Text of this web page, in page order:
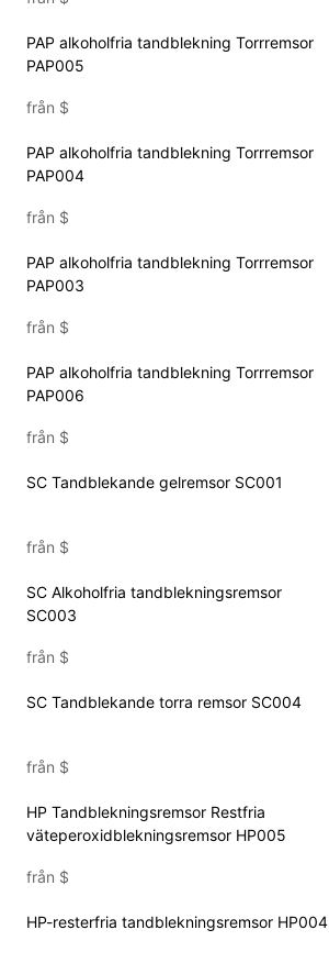
PAP alkoholfria tandblekning Torrremsor
PAP005
från $
PAP alkoholfria tandblekning Torrremsor
PAP004
från $
PAP alkoholfria tandblekning Torrremsor
PAP003
från $
PAP alkoholfria tandblekning Torrremsor
PAP006
från $
SC Tandblekande gelremsor SC001
från $
SC Alkoholfria tandblekningsremsor
SC003
från $
SC Tandblekande torra remsor SC004
från $
HP Tandblekningsremsor Restfria
väteperoxidblekningsremsor HP005
från $
HP-resterfria tandblekningsremsor HP004